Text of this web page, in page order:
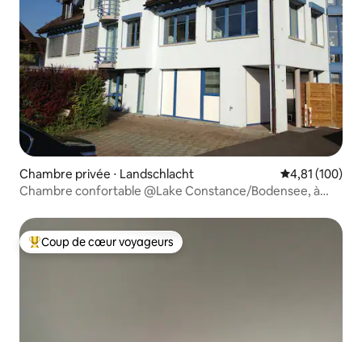
Chambre privée ⋅ Landschlacht Évaluation
4,81 (100)
Chambre confortable @Lake Constance/Bodensee, à
Coups de cœur voyageurs les plus appréciés
Coup de cœur voyageurs